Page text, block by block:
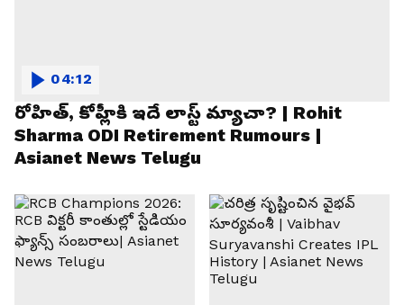
రోహిత్, కోహ్లీకి ఇదే లాస్ట్ మ్యాచా? | Rohit
Sharma ODI Retirement Rumours |
Asianet News Telugu
04:12